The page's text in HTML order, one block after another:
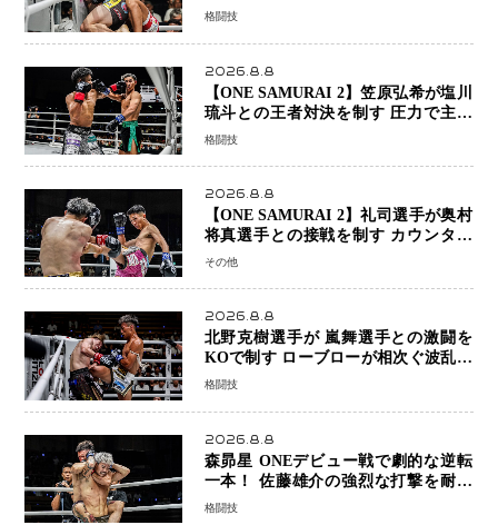
在感を示す
格闘技
2026.8.8
【ONE SAMURAI 2】笠原弘希が塩川
琉斗との王者対決を制す 圧力で主導
権を握り判定勝利
格闘技
2026.8.8
【ONE SAMURAI 2】礼司選手が奥村
将真選手との接戦を制す カウンター
と正確な打撃で判定勝利
その他
2026.8.8
北野克樹選手が 嵐舞選手との激闘を
KOで制す ローブローが相次ぐ波乱の
展開…涙の勝利「生まれてくる娘のた
格闘技
2026.8.8
森昴星 ONEデビュー戦で劇的な逆転
一本！ 佐藤雄介の強烈な打撃を耐え
抜き、リアネイキッドチョークで勝利
格闘技